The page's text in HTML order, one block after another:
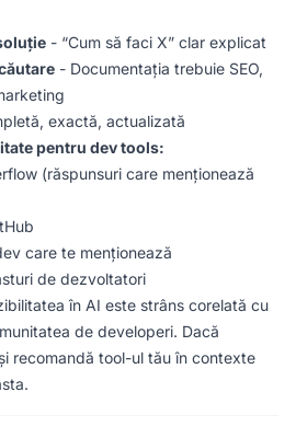
- “Cum să faci X” clar explicat
- Documentația trebuie SEO,
exactă, actualizată
pentru dev tools:
(răspunsuri care menționează
care te menționează
de dezvoltatori
în AI este strâns corelată cu
de developeri. Dacă
recomandă tool-ul tău în contexte